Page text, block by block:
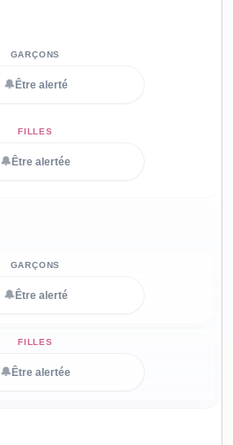
🔔 Être alerté
🔔 Être alertée
🔔 Être alerté
🔔 Être alertée